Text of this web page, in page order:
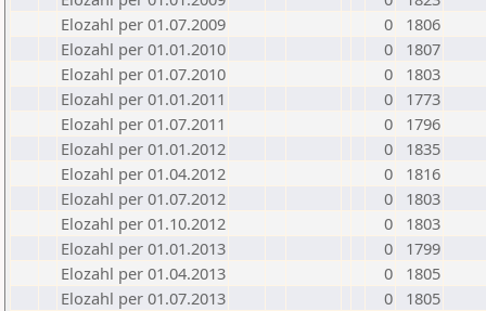
Elozahl per 01.07.2009
0
1806
Elozahl per 01.01.2010
0
1807
Elozahl per 01.07.2010
0
1803
Elozahl per 01.01.2011
0
1773
Elozahl per 01.07.2011
0
1796
Elozahl per 01.01.2012
0
1835
Elozahl per 01.04.2012
0
1816
Elozahl per 01.07.2012
0
1803
Elozahl per 01.10.2012
0
1803
Elozahl per 01.01.2013
0
1799
Elozahl per 01.04.2013
0
1805
Elozahl per 01.07.2013
0
1805